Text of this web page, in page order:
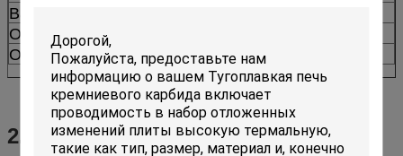
Варить температуру поверхности
Отпуск КО
Отпуск НОкс
2.Адвантагес